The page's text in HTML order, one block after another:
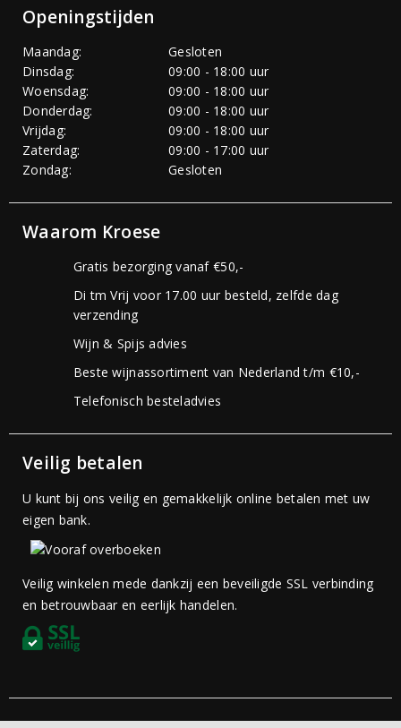
Openingstijden
Maandag:
Gesloten
Dinsdag:
09:00 - 18:00 uur
Woensdag:
09:00 - 18:00 uur
Donderdag:
09:00 - 18:00 uur
Vrijdag:
09:00 - 18:00 uur
Zaterdag:
09:00 - 17:00 uur
Zondag:
Gesloten
Waarom Kroese
Gratis bezorging vanaf €50,-
Di tm Vrij voor 17.00 uur besteld, zelfde dag
verzending
Wijn & Spijs advies
Beste wijnassortiment van Nederland t/m €10,-
Telefonisch besteladvies
Veilig betalen
U kunt bij ons veilig en gemakkelijk online betalen met uw
eigen bank.
Veilig winkelen mede dankzij een beveiligde SSL verbinding
en betrouwbaar en eerlijk handelen.